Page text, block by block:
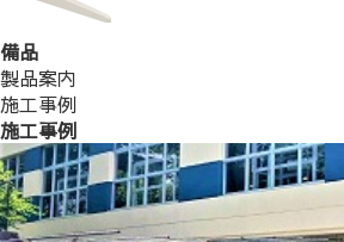
備品
製品案内
施工事例
施工事例